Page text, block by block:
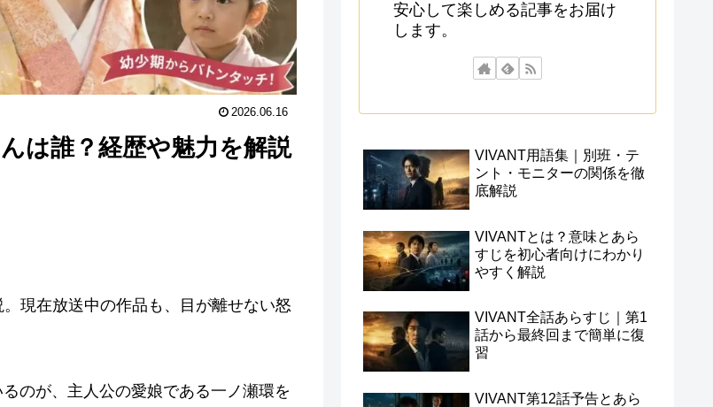
2026.06.16
は誰？経歴や魅力を解説
現在放送中の作品も、目が離せない怒
のが、主人公の愛娘である一ノ瀬環を
安心して楽しめる記事をお届け
します。
VIVANT用語集｜別班・テ
ント・モニターの関係を徹
底解説
VIVANTとは？意味とあら
すじを初心者向けにわかり
やすく解説
VIVANT全話あらすじ｜第1
話から最終回まで簡単に復
習
VIVANT第12話予告とあら